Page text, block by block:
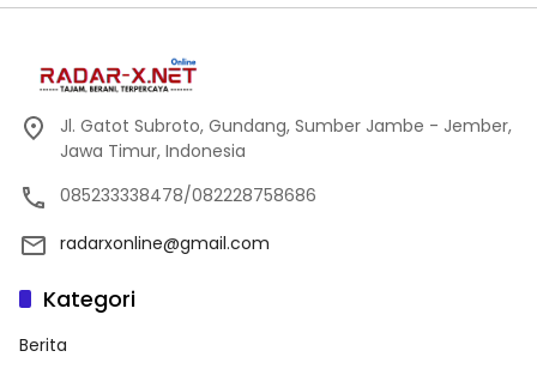
Jl. Gatot Subroto, Gundang, Sumber Jambe - Jember,
Jawa Timur, Indonesia
085233338478/082228758686
radarxonline@gmail.com
Kategori
Berita